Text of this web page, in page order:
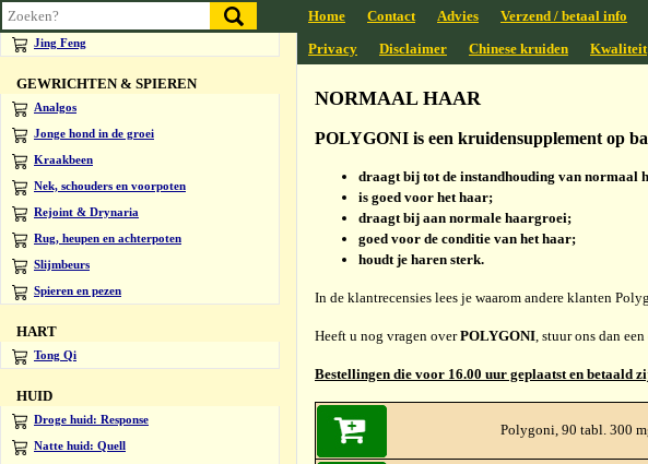
GEESTELIJKE BALANS
Jing Feng
GEWRICHTEN & SPIEREN
Analgos
Jonge hond in de groei
Kraakbeen
Nek, schouders en voorpoten
Rejoint & Drynaria
Rug, heupen en achterpoten
Slijmbeurs
Spieren en pezen
HART
Tong Qi
HUID
Droge huid: Response
Natte huid: Quell
Home Contact Advies Verzend / betaal info
Privacy
Disclaimer Chinese kruiden Kwaliteit
NORMAAL HAAR
POLYGONI is een kruidensupplement op
draagt bij tot de instandhouding van normaal
is goed voor het haar;
draagt bij aan normale haargroei;
goed voor de conditie van het haar;
houdt je haren sterk.
In de klantrecensies lees je waarom andere klanten
Heeft u nog vragen overPOLYGONI, stuur ons dan
Bestellingen die voor 16.00 uur geplaatst en betaald
Polygoni, 90 tabl. 300